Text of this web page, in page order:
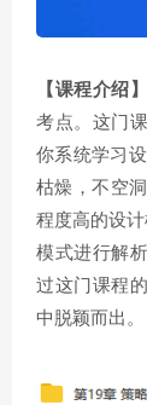
【课程介绍
考点。这门
你系统学习
枯燥，不空
程度高的设
模式进行解
过这门课程
中脱颖而出。